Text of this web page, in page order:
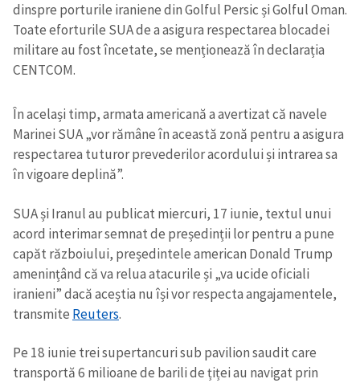
dinspre porturile iraniene din Golful Persic și Golful Oman.
Toate eforturile SUA de a asigura respectarea blocadei
militare au fost încetate, se menționează în declarația
CENTCOM.
În același timp, armata americană a avertizat că navele
Marinei SUA „vor rămâne în această zonă pentru a asigura
respectarea tuturor prevederilor acordului și intrarea sa
în vigoare deplină”.
SUA și Iranul au publicat miercuri, 17 iunie, textul unui
acord interimar semnat de președinții lor pentru a pune
capăt războiului, președintele american Donald Trump
amenințând că va relua atacurile și „va ucide oficiali
iranieni” dacă aceștia nu își vor respecta angajamentele,
transmite Reuters.
Pe 18 iunie trei supertancuri sub pavilion saudit care
transportă 6 milioane de barili de țiței au navigat prin